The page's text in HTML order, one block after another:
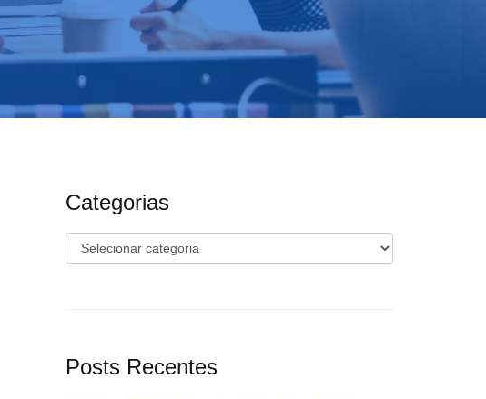
Categorias
Categorias
Posts Recentes